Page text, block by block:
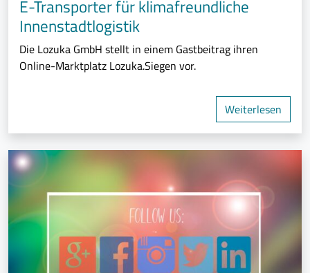
E-Transporter für klimafreundliche
Innenstadtlogistik
Die Lozuka GmbH stellt in einem Gastbeitrag ihren
Online-Marktplatz Lozuka.Siegen vor.
Weiterlesen